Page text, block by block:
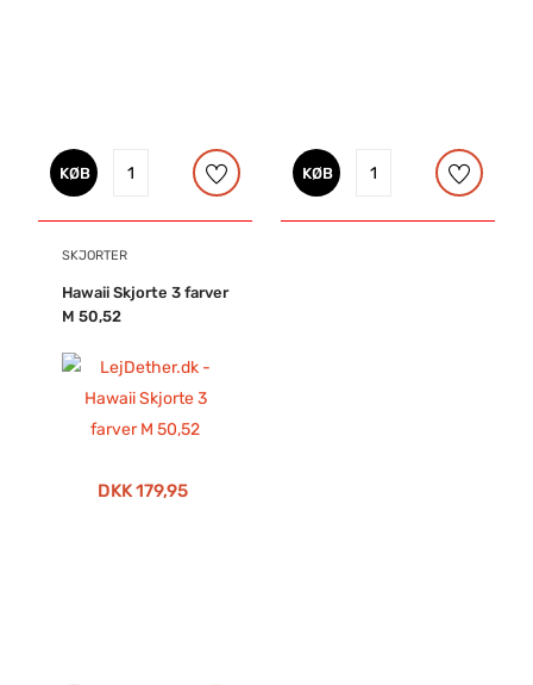
KØB KØB
SKJORTER
Hawaii Skjorte 3 farver
M 50,52
DKK 179,95